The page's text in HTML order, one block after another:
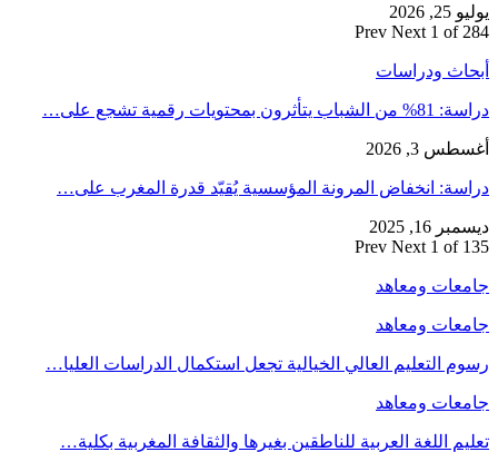
يوليو 25, 2026
Prev Next 1 of 284
أبحاث ودراسات
دراسة: 81% من الشباب يتأثرون بمحتويات رقمية تشجع على…
أغسطس 3, 2026
دراسة: انخفاض المرونة المؤسسية يُقيّد قدرة المغرب على…
ديسمبر 16, 2025
Prev Next 1 of 135
جامعات ومعاهد
جامعات ومعاهد
رسوم التعليم العالي الخيالية تجعل استكمال الدراسات العليا…
جامعات ومعاهد
تعليم اللغة العربية للناطقين بغيرها والثقافة المغربية بكلية…